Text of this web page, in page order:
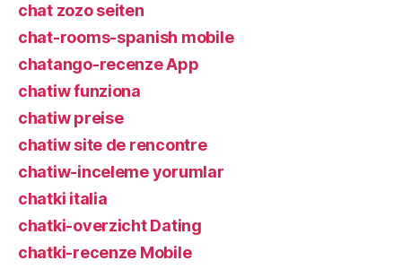
chat zozo seiten
chat-rooms-spanish mobile
chatango-recenze App
chatiw funziona
chatiw preise
chatiw site de rencontre
chatiw-inceleme yorumlar
chatki italia
chatki-overzicht Dating
chatki-recenze Mobile